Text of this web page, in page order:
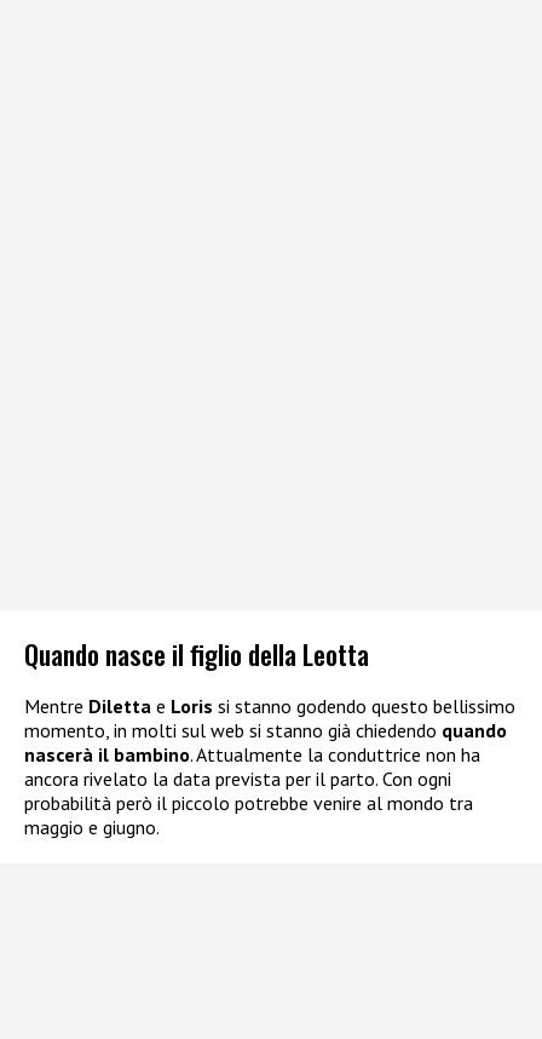
Quando nasce il figlio della Leotta
Mentre Diletta e Loris si stanno godendo questo bellissimo
momento, in molti sul web si stanno già chiedendo quando
nascerà il bambino. Attualmente la conduttrice non ha
ancora rivelato la data prevista per il parto. Con ogni
probabilità però il piccolo potrebbe venire al mondo tra
maggio e giugno.